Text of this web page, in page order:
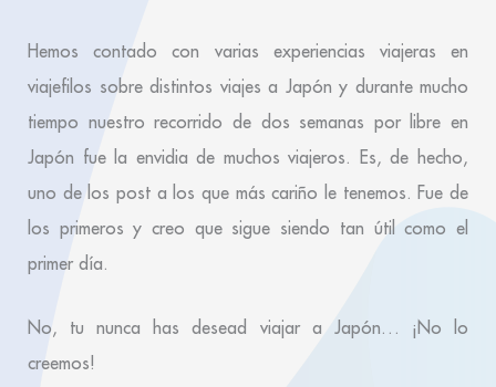
Hemos contado con varias experiencias viajeras en
viajefilos sobre distintos viajes a Japón y durante mucho
tiempo nuestro recorrido de dos semanas por libre en
Japón fue la envidia de muchos viajeros. Es, de hecho,
uno de los post a los que más cariño le tenemos. Fue de
los primeros y creo que sigue siendo tan útil como el
primer día.
No, tu nunca has desead viajar a Japón… ¡No lo
creemos!